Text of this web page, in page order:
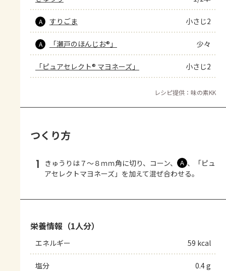
A すりごま 小さじ2
A 「瀬戸のほんじお®」 少々
「ピュアセレクト® マヨネーズ」 小さじ2
レシピ提供：味の素KK
つくり方
1 きゅうりは７～８ｍｍ角に切り、コーン、 Ａ 、「ピュ
アセレクトマヨネーズ」を加えて混ぜ合わせる。
栄養情報（1人分）
エネルギー 59 kcal
塩分 0.4 g